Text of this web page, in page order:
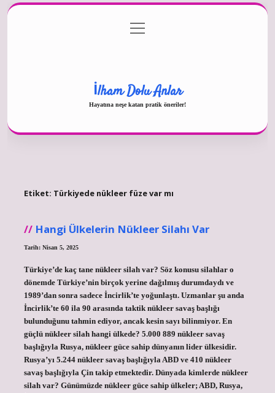
Gizlilik Politikası
menüyü
aç
İlham Dolu Anlar
Hayatına neşe katan pratik öneriler!
Etiket: Türkiyede nükleer füze var mı
Hangi Ülkelerin Nükleer Silahı Var
Tarih: Nisan 5, 2025
Türkiye’de kaç tane nükleer silah var? Söz konusu silahlar o
dönemde Türkiye’nin birçok yerine dağılmış durumdaydı ve
1989’dan sonra sadece İncirlik’te yoğunlaştı. Uzmanlar şu anda
İncirlik’te 60 ila 90 arasında taktik nükleer savaş başlığı
bulunduğunu tahmin ediyor, ancak kesin sayı bilinmiyor. En
güçlü nükleer silah hangi ülkede? 5.000 889 nükleer savaş
başlığıyla Rusya, nükleer güce sahip dünyanın lider ülkesidir.
Rusya’yı 5.244 nükleer savaş başlığıyla ABD ve 410 nükleer
savaş başlığıyla Çin takip etmektedir. Dünyada kimlerde nükleer
silah var? Günümüzde nükleer güce sahip ülkeler; ABD, Rusya,